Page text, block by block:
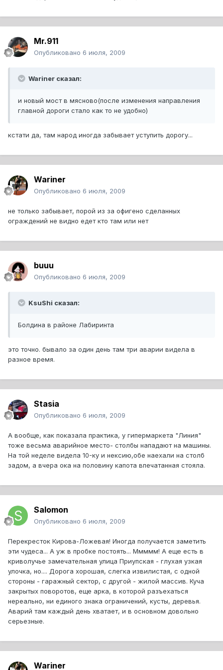
Mr.911
Опубликовано 6 июля, 2009
Wariner сказал:
и новый мост в мясново(после изменения направления
главной дороги стало как то не удобно)
кстати да, там народ иногда забывает уступить дорогу...
Wariner
Опубликовано 6 июля, 2009
не только забывает, порой из за офигено сделанных
ограждений не видно едет кто там или нет
buuu
Опубликовано 6 июля, 2009
KsuShi сказал:
Болдина в районе Лабиринта
это точно. бывало за один день там три аварии видела в
разное время.
Stasia
Опубликовано 6 июля, 2009
А вообще, как показала практика, у гипермаркета "Линия"
тоже весьма аварийное место- столбы нападают на машины.
На той неделе видела 10-ку и нексию,обе наехали на столб
задом, а вчера ока на половину капота впечатанная стояла.
Salomon
Опубликовано 6 июля, 2009
Перекресток Кирова-Ложевая! Иногда получается заметить
эти чудеса... А уж в пробке постоять... Ммммм! А еще есть в
криволучье замечательная улица Приупская - глухая узкая
улочка, но.... Дорога хорошая, слегка извилистая, с одной
стороны - гаражный сектор, с другой - жилой массив. Куча
закрытых поворотов, еще арка, в которой разъехаться
нереально, ни единого знака ограничений, кусты, деревья.
Аварий там каждый день хватает, и в основном довольно
серьезные.
Wariner